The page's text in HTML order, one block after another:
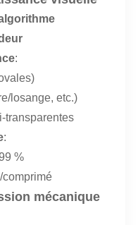
:
losange, etc.)
transparentes
:
%
comprimé
mécanique